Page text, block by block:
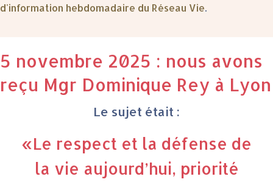
d'information hebdomadaire du Réseau Vie.
5 novembre 2025 : nous avons
reçu Mgr Dominique Rey à Lyon
Le sujet était :
«Le respect et la défense de
la vie aujourd’hui, priorité